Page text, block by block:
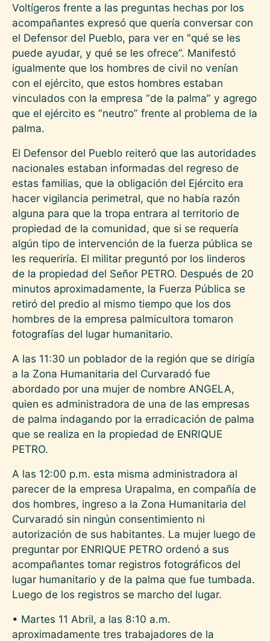
Voltígeros frente a las preguntas hechas por los
acompañantes expresó que quería conversar con
el Defensor del Pueblo, para ver en "qué se les
puede ayudar, y qué se les ofrece”. Manifestó
igualmente que los hombres de civil no venían
con el ejército, que estos hombres estaban
vinculados con la empresa “de la palma” y agrego
que el ejército es “neutro” frente al problema de la
palma.
El Defensor del Pueblo reiteró que las autoridades
nacionales estaban informadas del regreso de
estas familias, que la obligación del Ejército era
hacer vigilancia perimetral, que no había razón
alguna para que la tropa entrara al territorio de
propiedad de la comunidad, que si se requería
algún tipo de intervención de la fuerza pública se
les requeriría. El militar preguntó por los linderos
de la propiedad del Señor PETRO. Después de 20
minutos aproximadamente, la Fuerza Pública se
retiró del predio al mismo tiempo que los dos
hombres de la empresa palmicultora tomaron
fotografías del lugar humanitario.
A las 11:30 un poblador de la región que se dirigía
a la Zona Humanitaria del Curvaradó fue
abordado por una mujer de nombre ANGELA,
quien es administradora de una de las empresas
de palma indagando por la erradicación de palma
que se realiza en la propiedad de ENRIQUE
PETRO.
A las 12:00 p.m. esta misma administradora al
parecer de la empresa Urapalma, en compañía de
dos hombres, ingreso a la Zona Humanitaria del
Curvaradó sin ningún consentimiento ni
autorización de sus habitantes. La mujer luego de
preguntar por ENRIQUE PETRO ordenó a sus
acompañantes tomar registros fotográficos del
lugar humanitario y de la palma que fue tumbada.
Luego de los registros se marcho del lugar.
• Martes 11 Abril, a las 8:10 a.m.
aproximadamente tres trabajadores de la